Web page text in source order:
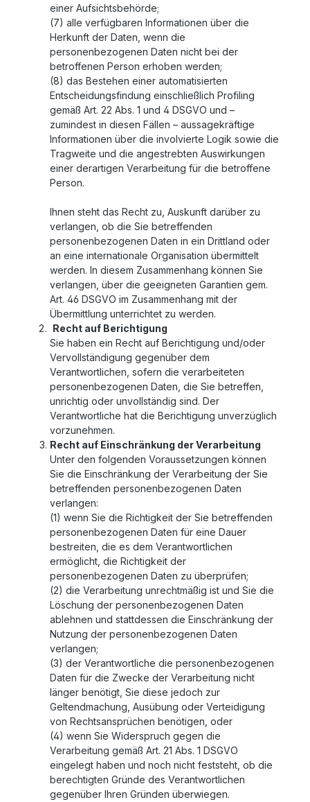
einer Aufsichtsbehörde;
(7) alle verfügbaren Informationen über die
Herkunft der Daten, wenn die
personenbezogenen Daten nicht bei der
betroffenen Person erhoben werden;
(8) das Bestehen einer automatisierten
Entscheidungsfindung einschließlich Profiling
gemäß Art. 22 Abs. 1 und 4 DSGVO und –
zumindest in diesen Fällen – aussagekräftige
Informationen über die involvierte Logik sowie die
Tragweite und die angestrebten Auswirkungen
einer derartigen Verarbeitung für die betroffene
Person.
Ihnen steht das Recht zu, Auskunft darüber zu
verlangen, ob die Sie betreffenden
personenbezogenen Daten in ein Drittland oder
an eine internationale Organisation übermittelt
werden. In diesem Zusammenhang können Sie
verlangen, über die geeigneten Garantien gem.
Art. 46 DSGVO im Zusammenhang mit der
Übermittlung unterrichtet zu werden.
Recht auf Berichtigung
Sie haben ein Recht auf Berichtigung und/oder
Vervollständigung gegenüber dem
Verantwortlichen, sofern die verarbeiteten
personenbezogenen Daten, die Sie betreffen,
unrichtig oder unvollständig sind. Der
Verantwortliche hat die Berichtigung unverzüglich
vorzunehmen.
Recht auf Einschränkung der Verarbeitung
Unter den folgenden Voraussetzungen können
Sie die Einschränkung der Verarbeitung der Sie
betreffenden personenbezogenen Daten
verlangen:
(1) wenn Sie die Richtigkeit der Sie betreffenden
personenbezogenen Daten für eine Dauer
bestreiten, die es dem Verantwortlichen
ermöglicht, die Richtigkeit der
personenbezogenen Daten zu überprüfen;
(2) die Verarbeitung unrechtmäßig ist und Sie die
Löschung der personenbezogenen Daten
ablehnen und stattdessen die Einschränkung der
Nutzung der personenbezogenen Daten
verlangen;
(3) der Verantwortliche die personenbezogenen
Daten für die Zwecke der Verarbeitung nicht
länger benötigt, Sie diese jedoch zur
Geltendmachung, Ausübung oder Verteidigung
von Rechtsansprüchen benötigen, oder
(4) wenn Sie Widerspruch gegen die
Verarbeitung gemäß Art. 21 Abs. 1 DSGVO
eingelegt haben und noch nicht feststeht, ob die
berechtigten Gründe des Verantwortlichen
gegenüber Ihren Gründen überwiegen.